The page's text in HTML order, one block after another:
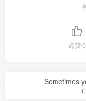
点赞0
Sometimes